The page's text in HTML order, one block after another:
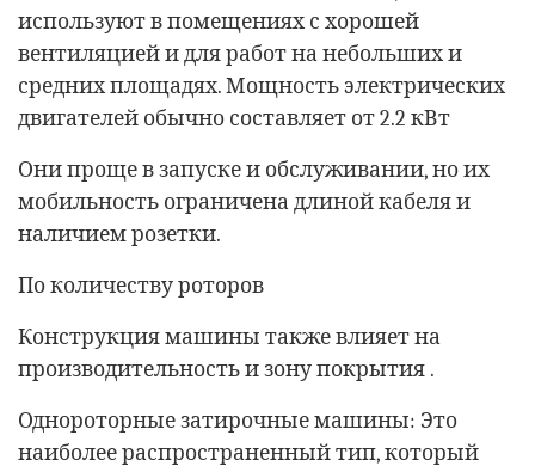
используют в помещениях с хорошей
вентиляцией и для работ на небольших и
средних площадях. Мощность электрических
двигателей обычно составляет от 2.2 кВт
Они проще в запуске и обслуживании, но их
мобильность ограничена длиной кабеля и
наличием розетки.
По количеству роторов
Конструкция машины также влияет на
производительность и зону покрытия .
Однороторные затирочные машины: Это
наиболее распространенный тип, который